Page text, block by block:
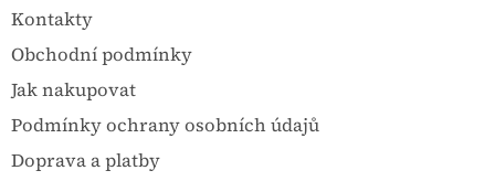
Kontakty
Obchodní podmínky
Jak nakupovat
Podmínky ochrany osobních údajů
Doprava a platby